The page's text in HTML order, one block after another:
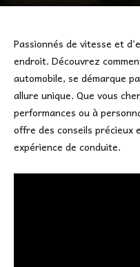
Passionnés de vitesse et
endroit. Découvrez
automobile, se démarque
allure unique. Que vous
performances ou à
offre des conseils précieux
expérience de conduite.